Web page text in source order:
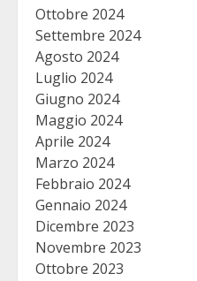
Ottobre 2024
Settembre 2024
Agosto 2024
Luglio 2024
Giugno 2024
Maggio 2024
Aprile 2024
Marzo 2024
Febbraio 2024
Gennaio 2024
Dicembre 2023
Novembre 2023
Ottobre 2023